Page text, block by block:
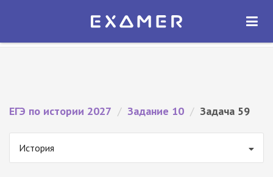
Экзамер — ЕГЭ 2027
ОТКРЫТЬ
ЕГЭ по истории 2027 / Задание 10 / Задача 59
История